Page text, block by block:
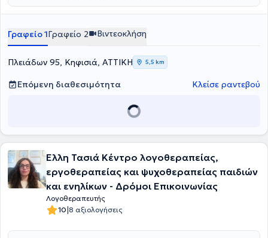
Κηφισιά. Έχει εκπροσωπήσει την Ελλάδα στο εξωτερικό μέσα από
Αγγλία και τη Γερμανία, μεταφέροντας τη φωνή της ελληνικής
επιστήμης σε διεθνές επίπεδο. Το όραμά της για μια σύγχρονη,
προσβάσιμη και ουσιαστική εκπαίδευση, την οδήγησε στη
δημιουργία της πλατφόρμας ELITEutoring.gr, έναν σύγχρονο,
προσβάσιμο και ουσιαστικό χώρο μάθησης που ανταποκρίνεται
στις ανάγκες των μαθητών του σήμερα.Παράλληλα, διατηρεί
παιδιά και εφήβους με ενσυναίσθηση, εξειδίκευση και πραγματικό
Γραφείο 1Γραφείο 2 Βιντεοκλήση
Πλειάδων 95, Κηφισιά, ΑΤΤΙΚΗ 5,5 km
Επόμενη διαθεσιμότητα Κλείσε ραντεβού
Έλλη Τασιά Κέντρο λογοθεραπείας,
εργοθεραπείας και ψυχοθεραπείας παιδιών
και ενηλίκων - Δρόμοι Επικοινωνίας
Λογοθεραπευτής
10|8 αξιολογήσεις